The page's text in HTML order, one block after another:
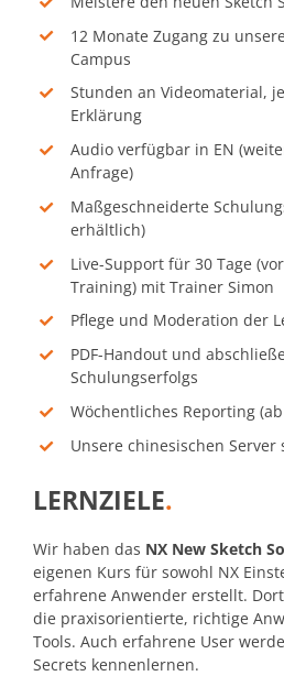
12 Monate Zugang zu
Campus
Stunden an Videomaterial,
Erklärung
Audio verfügbar in EN
Anfrage)
Maßgeschneiderte
erhältlich)
Live-Support für 30 Tage
Training) mit Trainer Simon
Pflege und Moderation der
PDF-Handout und
Schulungserfolgs
Wöchentliches Reporting
Unsere chinesischen
LERNZIELE.
Wir haben das NX New Sketch
eigenen Kurs für sowohl NX
erfahrene Anwender erstellt.
die praxisorientierte, richtige
Tools. Auch erfahrene User
Secrets kennenlernen.